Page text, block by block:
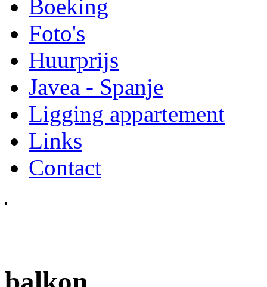
Boeking
Foto's
Huurprijs
Javea - Spanje
Ligging appartement
Links
Contact